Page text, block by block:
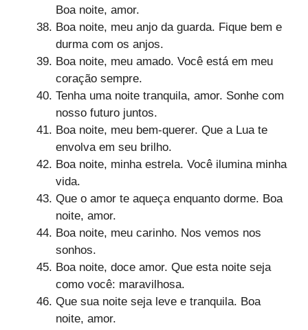
Boa noite, amor.
Boa noite, meu anjo da guarda. Fique bem e
durma com os anjos.
Boa noite, meu amado. Você está em meu
coração sempre.
Tenha uma noite tranquila, amor. Sonhe com
nosso futuro juntos.
Boa noite, meu bem-querer. Que a Lua te
envolva em seu brilho.
Boa noite, minha estrela. Você ilumina minha
vida.
Que o amor te aqueça enquanto dorme. Boa
noite, amor.
Boa noite, meu carinho. Nos vemos nos
sonhos.
Boa noite, doce amor. Que esta noite seja
como você: maravilhosa.
Que sua noite seja leve e tranquila. Boa
noite, amor.